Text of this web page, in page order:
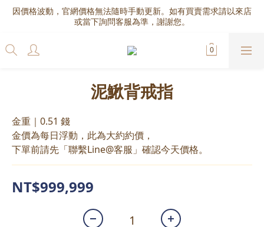
因價格波動，官網價格無法隨時手動更新。如有買賣需求請以來店
或當下詢問客服為準，謝謝您。
泥鰍背戒指
金重｜0.51 錢
金價為每日浮動，此為大約約價，
下單前請先「聯繫Line@客服」確認今天價格。
NT$999,999